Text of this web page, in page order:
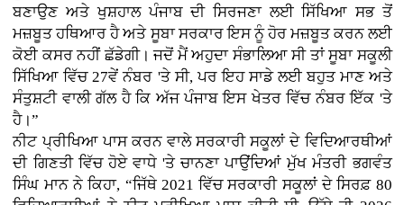
ਬਣਾਉਣ ਅਤੇ ਖੁਸ਼ਹਾਲ ਪੰਜਾਬ ਦੀ ਸਿਰਜਣਾ ਲਈ ਸਿੱਖਿਆ ਸਭ ਤੋਂ
ਮਜ਼ਬੂਤ ਹਥਿਆਰ ਹੈ ਅਤੇ ਸੂਬਾ ਸਰਕਾਰ ਇਸ ਨੂੰ ਹੋਰ ਮਜ਼ਬੂਤ ਕਰਨ ਲਈ
ਕੋਈ ਕਸਰ ਨਹੀਂ ਛੱਡੇਗੀ। ਜਦੋਂ ਮੈਂ ਅਹੁਦਾ ਸੰਭਾਲਿਆ ਸੀ ਤਾਂ ਸੂਬਾ ਸਕੂਲੀ
ਸਿੱਖਿਆ ਵਿੱਚ 27ਵੇਂ ਨੰਬਰ 'ਤੇ ਸੀ, ਪਰ ਇਹ ਸਾਡੇ ਲਈ ਬਹੁਤ ਮਾਣ ਅਤੇ
ਸੰਤੁਸ਼ਟੀ ਵਾਲੀ ਗੱਲ ਹੈ ਕਿ ਅੱਜ ਪੰਜਾਬ ਇਸ ਖੇਤਰ ਵਿੱਚ ਨੰਬਰ ਇੱਕ 'ਤੇ
ਹੈ।”
ਨੀਟ ਪ੍ਰੀਖਿਆ ਪਾਸ ਕਰਨ ਵਾਲੇ ਸਰਕਾਰੀ ਸਕੂਲਾਂ ਦੇ ਵਿਦਿਆਰਥੀਆਂ
ਦੀ ਗਿਣਤੀ ਵਿੱਚ ਹੋਏ ਵਾਧੇ 'ਤੇ ਚਾਨਣਾ ਪਾਉਂਦਿਆਂ ਮੁੱਖ ਮੰਤਰੀ ਭਗਵੰਤ
ਸਿੰਘ ਮਾਨ ਨੇ ਕਿਹਾ, “ਜਿੱਥੇ 2021 ਵਿੱਚ ਸਰਕਾਰੀ ਸਕੂਲਾਂ ਦੇ ਸਿਰਫ਼ 80